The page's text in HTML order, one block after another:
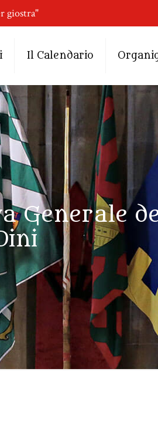
giostra"
Il Calendario
Generale